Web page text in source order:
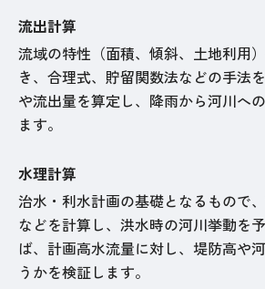
流出計算
流域の特性（面積、傾斜、土地利用
き、合理式、貯留関数法などの手法
や流出量を算定し、降雨から河川へ
ます。
水理計算
治水・利水計画の基礎となるもので
などを計算し、洪水時の河川挙動を
ば、計画高水流量に対し、堤防高や
うかを検証します。